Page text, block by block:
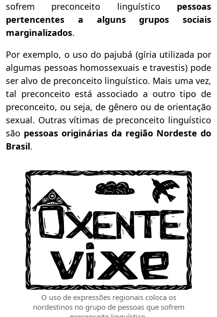
sofrem preconceito linguístico pessoas
pertencentes a alguns grupos sociais
marginalizados.
Por exemplo, o uso do pajubá (gíria utilizada por
algumas pessoas homossexuais e travestis) pode
ser alvo de preconceito linguístico. Mais uma vez,
tal preconceito está associado a outro tipo de
preconceito, ou seja, de gênero ou de orientação
sexual. Outras vítimas de preconceito linguístico
são pessoas originárias da região Nordeste do
Brasil.
O uso de expressões regionais coloca os
nordestinos no grupo de pessoas que sofrem